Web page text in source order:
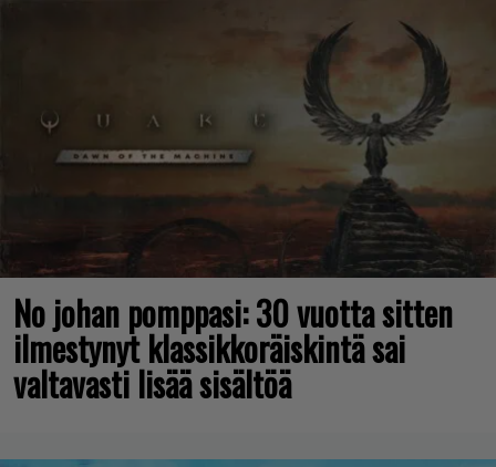
No johan pomppasi: 30 vuotta sitten
ilmestynyt klassikkoräiskintä sai
valtavasti lisää sisältöä